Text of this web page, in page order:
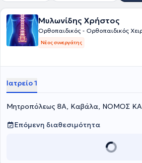
Μυλωνίδης Χρήστος
Ορθοπαιδικός - Ορθοπαιδικός
Νέος συνεργάτης
Ιατρείο 1
Μητροπόλεως 8Α, Καβάλα, ΝΟΜΟΣ
Επόμενη διαθεσιμότητα